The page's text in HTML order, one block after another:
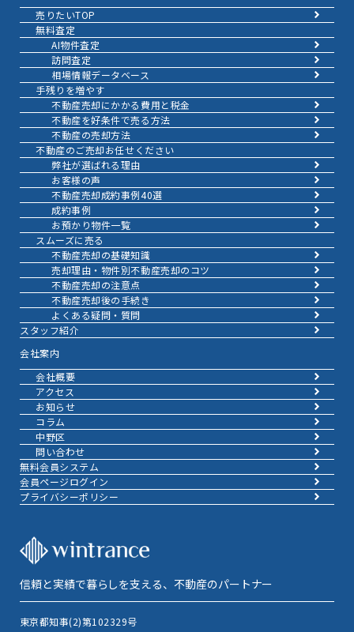
売りたいTOP
無料査定
AI物件査定
訪問査定
相場情報データベース
手残りを増やす
不動産売却にかかる費用と税金
不動産を好条件で売る方法
不動産の売却方法
不動産のご売却お任せください
弊社が選ばれる理由
お客様の声
不動産売却成約事例40選
成約事例
お預かり物件一覧
スムーズに売る
不動産売却の基礎知識
売却理由・物件別不動産売却のコツ
不動産売却の注意点
不動産売却後の手続き
よくある疑問・質問
スタッフ紹介
会社案内
会社概要
アクセス
お知らせ
コラム
中野区
問い合わせ
無料会員システム
会員ページログイン
プライバシーポリシー
信頼と実績で暮らしを支える、不動産のパートナー
東京都知事(2)第102329号